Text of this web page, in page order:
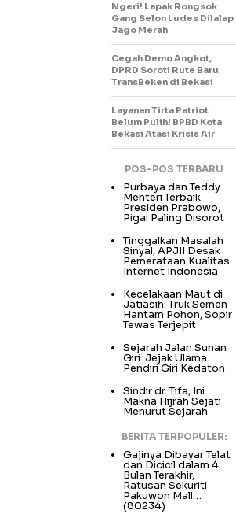
Ngeri! Lapak Rongsok
Gang Selon Ludes Dilalap
Jago Merah
Cegah Demo Angkot,
DPRD Soroti Rute Baru
TransBeken di Bekasi
Layanan Tirta Patriot
Belum Pulih! BPBD Kota
Bekasi Atasi Krisis Air
POS-POS TERBARU
Purbaya dan Teddy
Menteri Terbaik
Presiden Prabowo,
Pigai Paling Disorot
Tinggalkan Masalah
Sinyal, APJII Desak
Pemerataan Kualitas
Internet Indonesia
Kecelakaan Maut di
Jatiasih: Truk Semen
Hantam Pohon, Sopir
Tewas Terjepit
Sejarah Jalan Sunan
Giri: Jejak Ulama
Pendiri Giri Kedaton
Sindir dr. Tifa, Ini
Makna Hijrah Sejati
Menurut Sejarah
BERITA TERPOPULER:
Gajinya Dibayar Telat
dan Dicicil dalam 4
Bulan Terakhir,
Ratusan Sekuriti
Pakuwon Mall…
(80234)